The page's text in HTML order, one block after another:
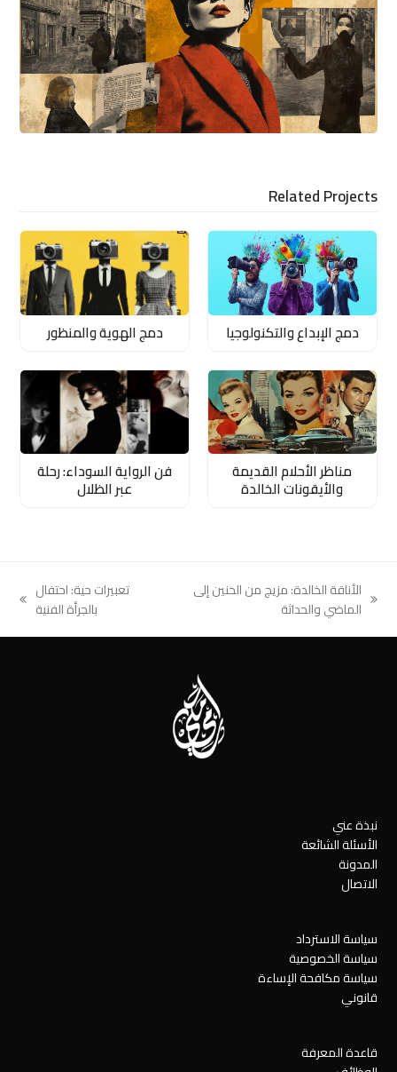
Related Projects
دمج الإبداع والتكنولوجيا دمج الهوية والمنظور
مناظر الأحلام القديمة
والأيقونات الخالدة
فن الرواية السوداء: رحلة
عبر الظلال
previous
الأناقة الخالدة: مزيج من الحنين إلى
الماضي والحداثة
تعبيرات حية: احتفال
بالجرأة الفنية
نبذة عني
الأسئلة الشائعة
المدونة
الاتصال
سياسة الاسترداد
سياسة الخصوصية
سياسة مكافحة الإساءة
قانوني
قاعدة المعرفة